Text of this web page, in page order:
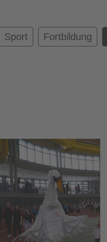
Sport Fortbildung